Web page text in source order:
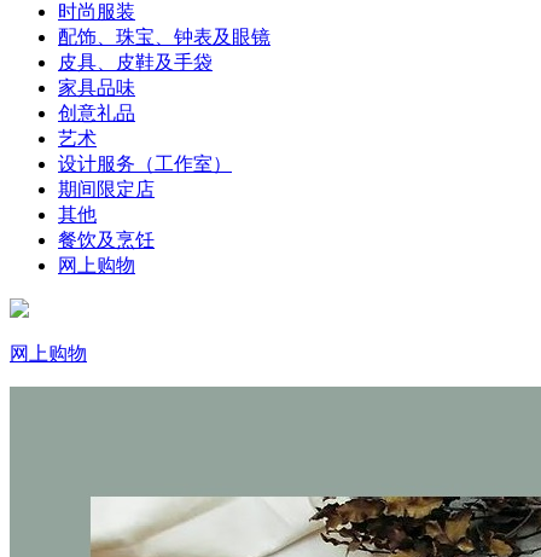
时尚服装
配饰、珠宝、钟表及眼镜
皮具、皮鞋及手袋
家具品味
创意礼品
艺术
设计服务（工作室）
期间限定店
其他
餐饮及烹饪
网上购物
网上购物